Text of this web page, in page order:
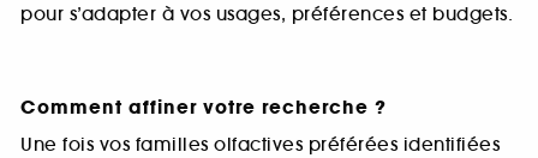
pour s’adapter à vos usages, préférences et budgets.
Comment affiner votre recherche ?
Une fois vos familles olfactives préférées identifiées